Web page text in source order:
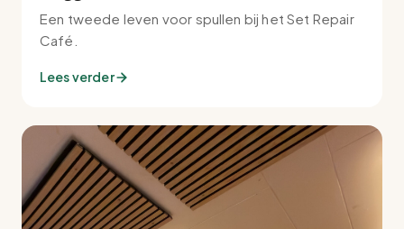
Een tweede leven voor spullen bij het Set Repair
Café.
Lees verder